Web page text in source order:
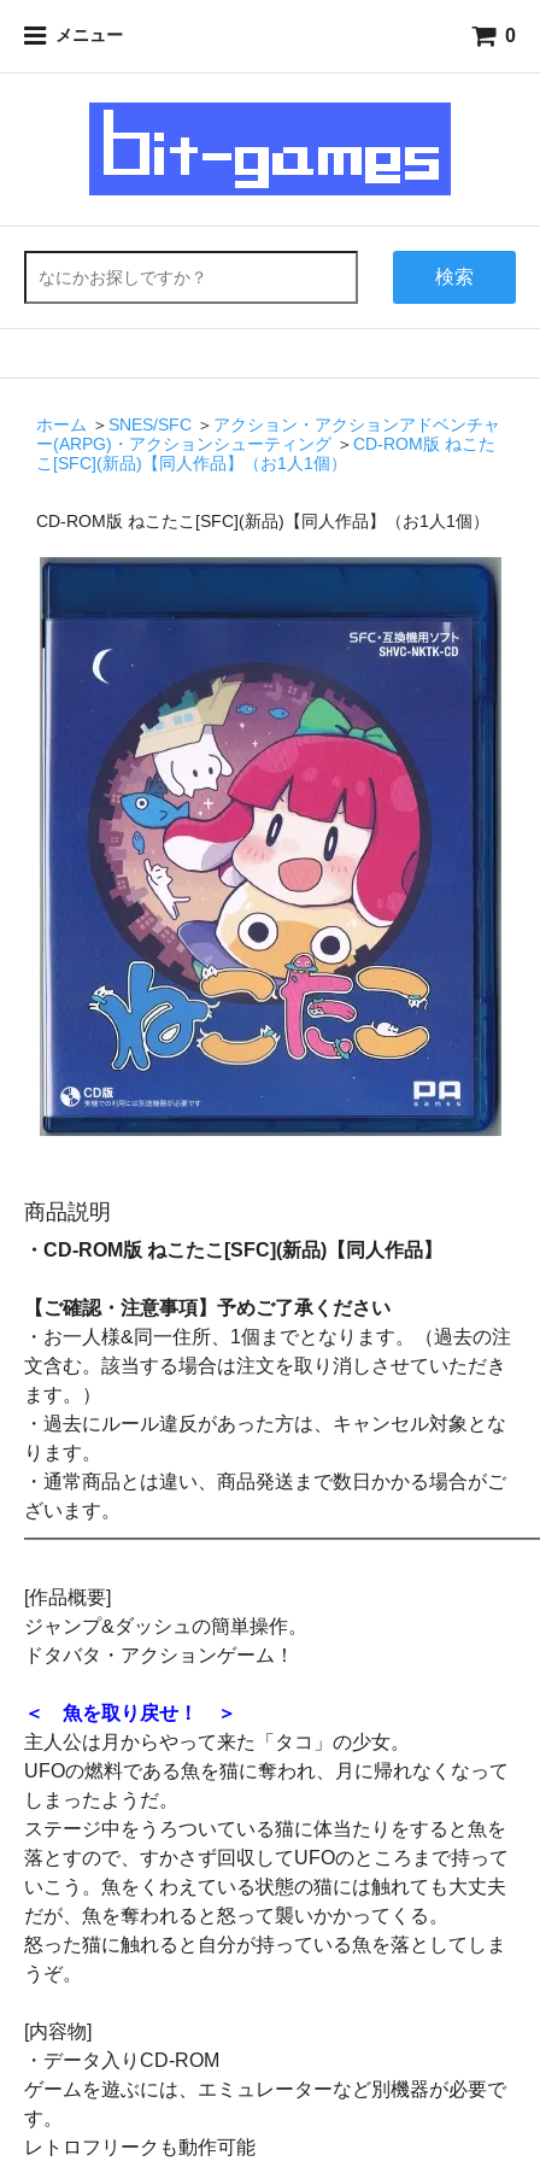
メニュー 0
検索
ホーム ＞SNES/SFC ＞ アクション・アクションアドベンチャ
ー(ARPG)・アクションシューティング ＞CD-ROM版 ねこた
こ[SFC](新品)【同人作品】（お1人1個）
CD-ROM版 ねこたこ[SFC](新品)【同人作品】（お1人1個）
商品説明
・CD-ROM版 ねこたこ[SFC](新品)【同人作品】
【ご確認・注意事項】予めご了承ください
・お一人様&同一住所、1個までとなります。（過去の注
文含む。該当する場合は注文を取り消しさせていただき
ます。）
・過去にルール違反があった方は、キャンセル対象とな
ります。
・通常商品とは違い、商品発送まで数日かかる場合がご
ざいます。
[作品概要]
ジャンプ&ダッシュの簡単操作。
ドタバタ・アクションゲーム！
＜ 魚を取り戻せ！ ＞
主人公は月からやって来た「タコ」の少女。
UFOの燃料である魚を猫に奪われ、月に帰れなくなって
しまったようだ。
ステージ中をうろついている猫に体当たりをすると魚を
落とすので、すかさず回収してUFOのところまで持って
いこう。魚をくわえている状態の猫には触れても大丈夫
だが、魚を奪われると怒って襲いかかってくる。
怒った猫に触れると自分が持っている魚を落としてしま
うぞ。
[内容物]
・データ入りCD-ROM
ゲームを遊ぶには、エミュレーターなど別機器が必要で
す。
レトロフリークも動作可能